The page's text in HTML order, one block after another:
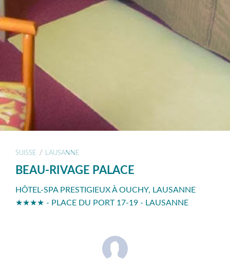
SUISSE / LAUSANNE
BEAU-RIVAGE PALACE
HÔTEL-SPA PRESTIGIEUX À OUCHY, LAUSANNE
★★★★ - PLACE DU PORT 17-19 - LAUSANNE